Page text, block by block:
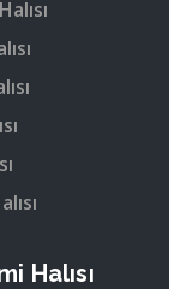
Halısı